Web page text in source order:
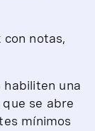
notas,
una
se abre
mínimos